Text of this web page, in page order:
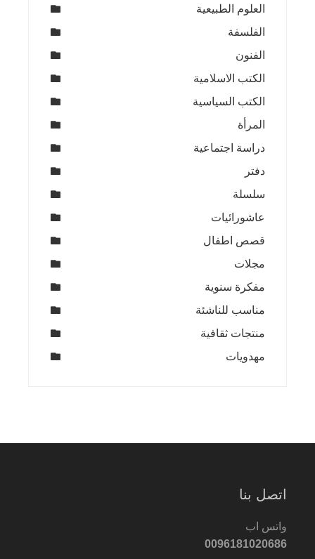
العلوم الطبيعية
الفلسفة
الفنون
الكتب الاسلامية
الكتب السياسية
المرأة
دراسة اجتماعية
دفتر
سلسلة
عاشورائيات
قصص اطفال
مجلات
مفكرة سنوية
مناسب للناشئة
منتجات ثقافية
مهدويات
اتصل بنا
واتس اب
0096181020686